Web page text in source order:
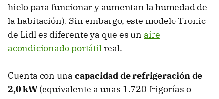
hielo para funcionar y aumentan la humedad de
la habitación). Sin embargo, este modelo Tronic
de Lidl es diferente ya que es un aire
acondicionado portátil real.
Cuenta con una capacidad de refrigeración de
2,0 kW(equivalente a unas 1.720 frigorías o